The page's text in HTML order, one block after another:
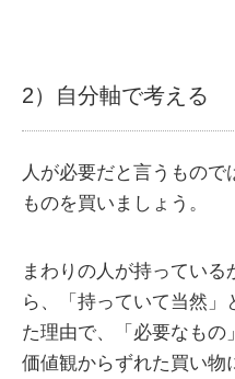
2）自分軸で考える
人が必要だと言うもので
ものを買いましょう。
まわりの人が持ってい
ら、「持っていて当然
た理由で、「必要なも
価値観からずれた買い物